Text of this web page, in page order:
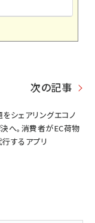
次の記事
シェアリングエコノ
へ。消費者がEC荷物
するアプリ